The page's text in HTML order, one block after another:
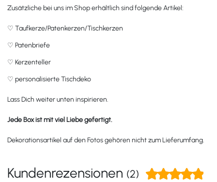
Zusätzliche bei uns im Shop erhältlich sind folgende Artikel:
♡ Taufkerze/Patenkerzen/Tischkerzen
♡ Patenbriefe
♡ Kerzenteller
♡ personalisierte Tischdeko
Lass Dich weiter unten inspirieren.
Jede Box ist mit viel Liebe gefertigt.
Dekorationsartikel auf den Fotos gehören nicht zum Lieferumfang.
Kundenrezensionen (2)